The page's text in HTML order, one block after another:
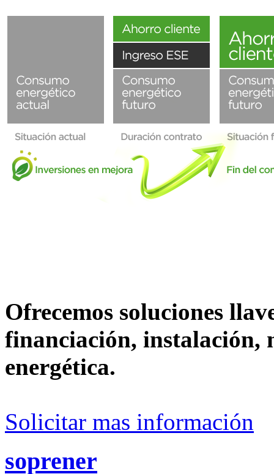
Ofrecemos soluciones
financiación, instalación,
energética.
Solicitar mas información
soprener